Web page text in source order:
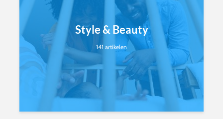
Style & Beauty
141 artikelen